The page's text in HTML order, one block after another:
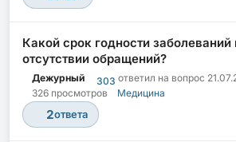
Какой срок годности заболеваний
отсутствии обращений?
Дежурный 303 ответил на вопрос
326 просмотров
Медицина
2ответа